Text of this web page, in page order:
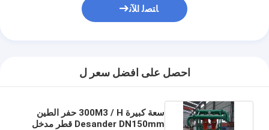
ﺎﺘﺼﻟ ﺍﻶﻧ
احصل على افضل سعر ل
سعة كبيرة 300M3 / H حفر الطين
Desander DN150mm قطر مدخل